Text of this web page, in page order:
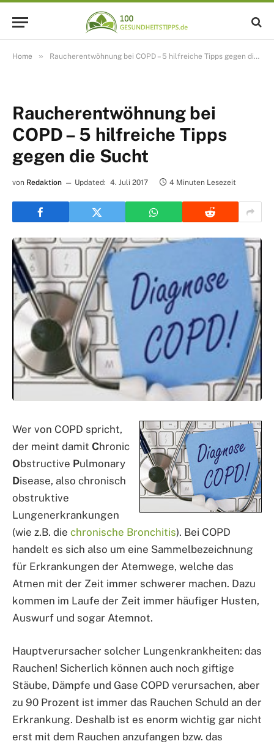
Home » Raucherentwöhnung bei COPD – 5 hilfreiche Tipps gegen die Sucht
Raucherentwöhnung bei
COPD – 5 hilfreiche Tipps
gegen die Sucht
von Redaktion Updated: 4. Juli 2017 4 Minuten Lesezeit
Wer von COPD spricht,
der meint damit Chronic
Obstructive Pulmonary
Disease, also chronisch
obstruktive
Lungenerkrankungen
(wie z.B. die chronische Bronchitis). Bei COPD
handelt es sich also um eine Sammelbezeichnung
für Erkrankungen der Atemwege, welche das
Atmen mit der Zeit immer schwerer machen. Dazu
kommen im Laufe der Zeit immer häufiger Husten,
Auswurf und sogar Atemnot.
Hauptverursacher solcher Lungenkrankheiten: das
Rauchen! Sicherlich können auch noch giftige
Stäube, Dämpfe und Gase COPD verursachen, aber
zu 90 Prozent ist immer das Rauchen Schuld an der
Erkrankung. Deshalb ist es enorm wichtig gar nicht
erst mit dem Rauchen anzufangen bzw. das